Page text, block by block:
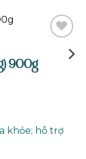
Add to
wishlist
900g
khỏe; hỗ trợ